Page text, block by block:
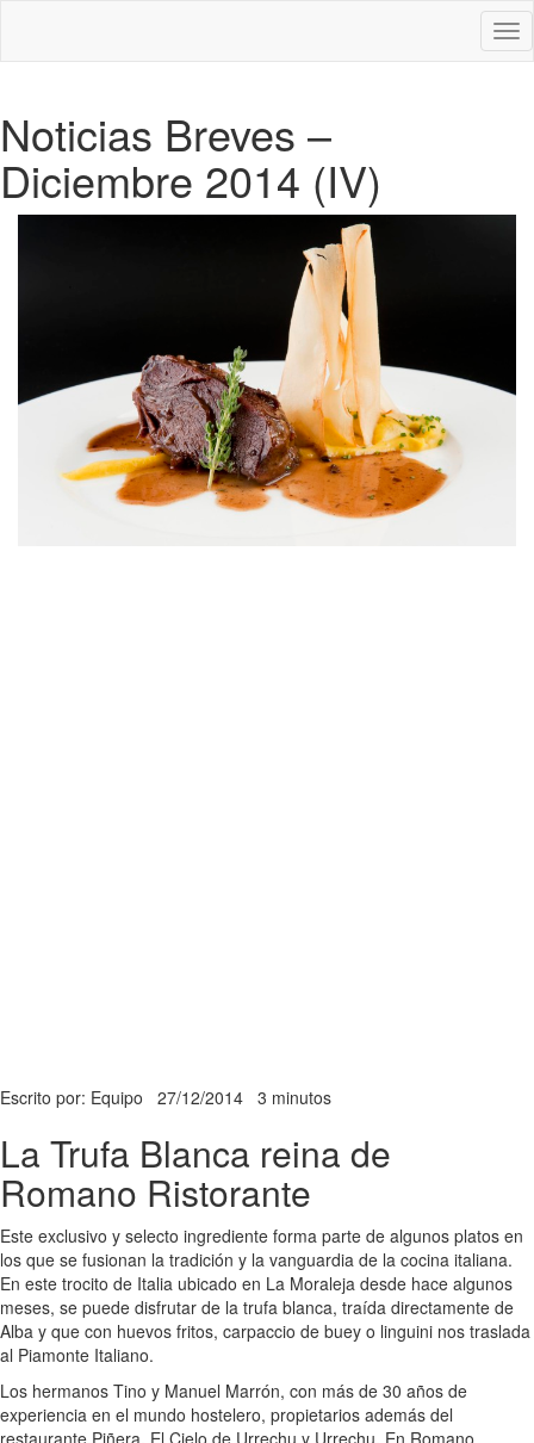
Noticias Breves –
Diciembre 2014 (IV)
Escrito por: Equipo 27/12/2014 3 minutos
La Trufa Blanca reina de
Romano Ristorante
Este exclusivo y selecto ingrediente forma parte de algunos platos en
los que se fusionan la tradición y la vanguardia de la cocina italiana.
En este trocito de Italia ubicado en La Moraleja desde hace algunos
meses, se puede disfrutar de la trufa blanca, traída directamente de
Alba y que con huevos fritos, carpaccio de buey o linguini nos traslada
al Piamonte Italiano.
Los hermanos Tino y Manuel Marrón, con más de 30 años de
experiencia en el mundo hostelero, propietarios además del